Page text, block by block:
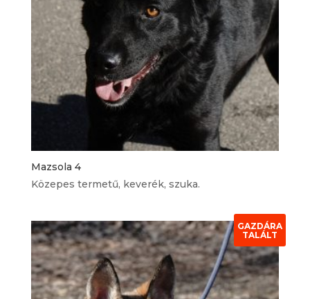
Mazsola 4
Közepes termetű, keverék, szuka.
GAZDÁRA
TALÁLT